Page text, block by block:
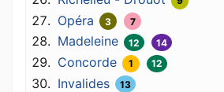
Opéra 3 7
Madeleine 12 14
Concorde 1 12
Invalides 13